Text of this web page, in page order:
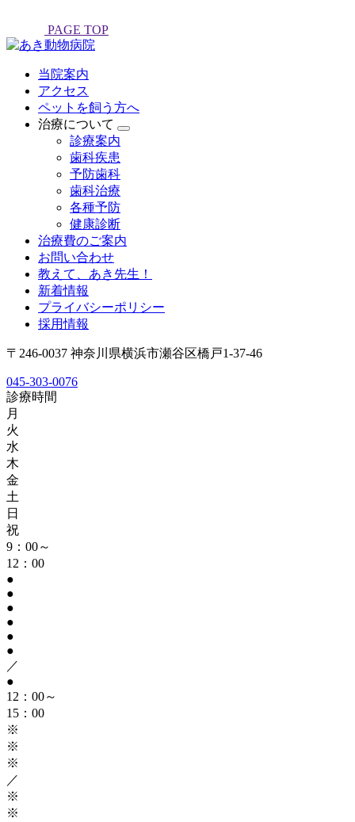
PAGE TOP
当院案内
アクセス
ペットを飼う方へ
治療について
診療案内
歯科疾患
予防歯科
歯科治療
各種予防
健康診断
治療費のご案内
お問い合わせ
教えて、あき先生！
新着情報
プライバシーポリシー
採用情報
〒246-0037 神奈川県横浜市瀬谷区橋戸1-37-46
045-303-0076
診療時間
月
火
水
木
金
土
日
祝
9：00～
12：00
●
●
●
●
●
●
／
●
12：00～
15：00
※
※
※
／
※
※